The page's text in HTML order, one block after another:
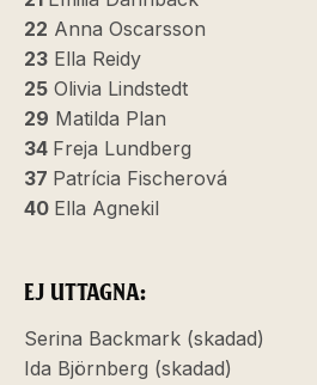
22 Anna Oscarsson
23 Ella Reidy
25 Olivia Lindstedt
29 Matilda Plan
34 Freja Lundberg
37 Patrícia Fischerová
40 Ella Agnekil
EJ UTTAGNA:
Serina Backmark (skadad)
Ida Björnberg (skadad)